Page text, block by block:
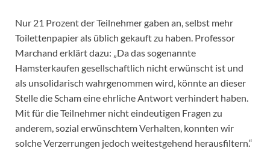
Nur 21 Prozent der Teilnehmer gaben an, selbst mehr
Toilettenpapier als üblich gekauft zu haben. Professor
Marchand erklärt dazu: „Da das sogenannte
Hamsterkaufen gesellschaftlich nicht erwünscht ist und
als unsolidarisch wahrgenommen wird, könnte an dieser
Stelle die Scham eine ehrliche Antwort verhindert haben.
Mit für die Teilnehmer nicht eindeutigen Fragen zu
anderem, sozial erwünschtem Verhalten, konnten wir
solche Verzerrungen jedoch weitestgehend herausfiltern.“